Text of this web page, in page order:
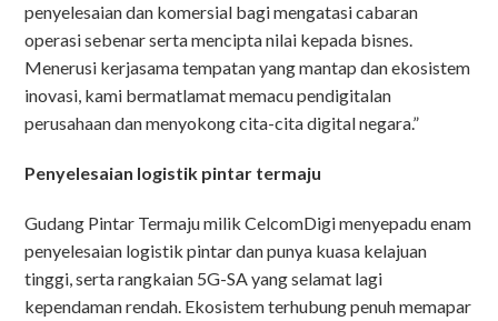
penyelesaian dan komersial bagi mengatasi cabaran
operasi sebenar serta mencipta nilai kepada bisnes.
Menerusi kerjasama tempatan yang mantap dan ekosistem
inovasi, kami bermatlamat memacu pendigitalan
perusahaan dan menyokong cita-cita digital negara.”
Penyelesaian logistik pintar termaju
Gudang Pintar Termaju milik CelcomDigi menyepadu enam
penyelesaian logistik pintar dan punya kuasa kelajuan
tinggi, serta rangkaian 5G-SA yang selamat lagi
kependaman rendah. Ekosistem terhubung penuh memapar